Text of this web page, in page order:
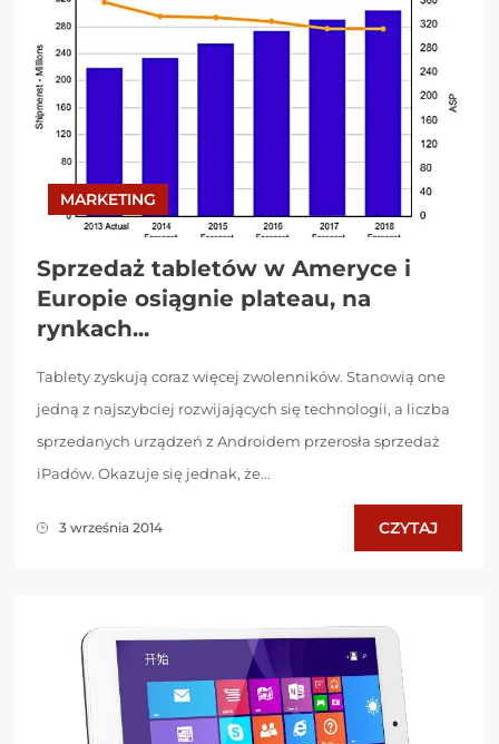
MARKETING
Sprzedaż tabletów w Ameryce i
Europie osiągnie plateau, na
rynkach...
Tablety zyskują coraz więcej zwolenników. Stanowią one
jedną z najszybciej rozwijających się technologii, a liczba
sprzedanych urządzeń z Androidem przerosła sprzedaż
iPadów. Okazuje się jednak, że...
3 września 2014 CZYTAJ